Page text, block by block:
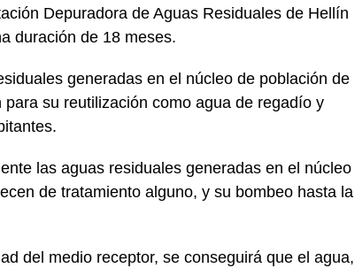
Depuradora de Aguas Residuales de Hellín
duración de 18 meses.
generadas en el núcleo de población de
su reutilización como agua de regadío y
las aguas residuales generadas en el núcleo
de tratamiento alguno, y su bombeo hasta la
del medio receptor, se conseguirá que el agua,